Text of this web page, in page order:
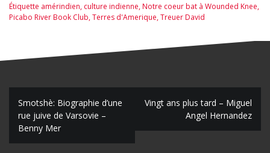
Étiquette amérindien, culture indienne,Notre coeur bat à Wounded Knee,
Picabo River Book Club,Terres d'Amerique,Treuer David
N
Smotshè: Biographie d’une
rue juive de Varsovie –
Benny Mer
Vingt ans plus tard – Miguel
Angel Hernandez